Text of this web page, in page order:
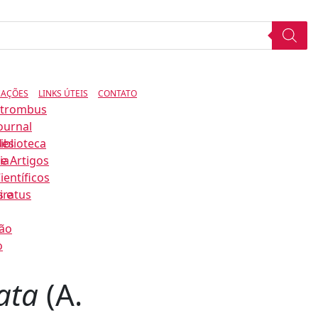
e
Artigos
LINKS ÚTEIS CONTATO
(A.